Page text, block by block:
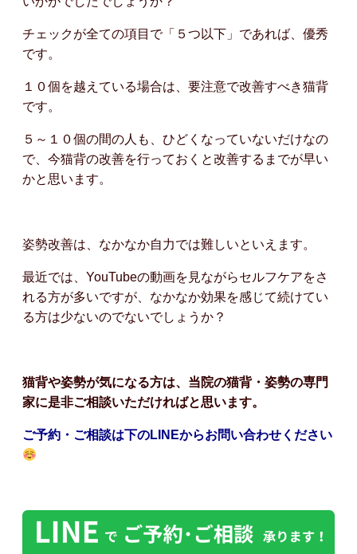
チェックが全ての項目で「５つ以下」であれば、優秀
です。
１０個を越えている場合は、要注意で改善すべき猫背
です。
５～１０個の間の人も、ひどくなっていないだけなの
で、今猫背の改善を行っておくと改善するまでが早い
かと思います。
姿勢改善は、なかなか自力では難しいといえます。
最近では、YouTubeの動画を見ながらセルフケアをさ
れる方が多いですが、なかなか効果を感じて続けてい
る方は少ないのでないでしょうか？
猫背や姿勢が気になる方は、当院の猫背・姿勢の専門
家に是非ご相談いただければと思います。
ご予約・ご相談は下のLINEからお問い合わせください